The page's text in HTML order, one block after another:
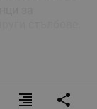
стълбове.
format_align_right share